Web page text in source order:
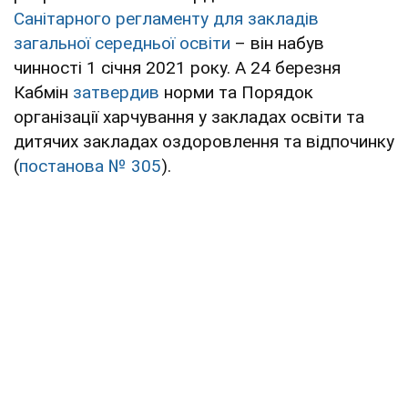
Санітарного регламенту для закладів
загальної середньої освіти – він набув
чинності 1 січня 2021 року. А 24 березня
Кабмін затвердив норми та Порядок
організації харчування у закладах освіти та
дитячих закладах оздоровлення та відпочинку
(постанова № 305).